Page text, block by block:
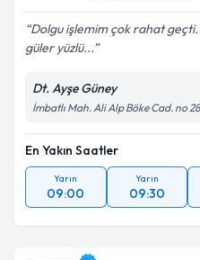
Dolgu işlemim çok rahat
güler yüzlü...
Dt. Ayşe Güney
İmbatlı Mah. Ali Alp Böke Cad. no
En Yakın Saatler
Yarın
09:00
Yarın
09:30